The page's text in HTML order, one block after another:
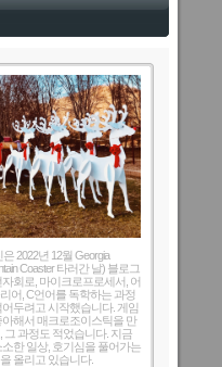
은 2022년 12월 Georgia
Coaster 타러간 날) 블로그
자회로, 마이크로프로세서, 어
어, C언어를 독학하는 과정
어두려고 시작했습니다. 게임
아해서 매크로조이스틱을 만
그 과정도 적었습니다. 지금
소한 일상, 호기심을 풀어가는
올리고 있습니다.